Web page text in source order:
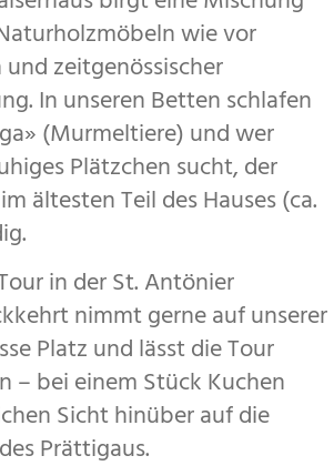
wie vor
zeitge­nössischer
In unseren Betten schlafen
(Murmel­tiere) und wer
Plätzchen sucht, der
ältesten Teil des Hauses (ca.
in der St. Antönier
nimmt gerne auf unserer
Platz und lässt die Tour
– bei einem Stück Kuchen
Sicht hinüber auf die
Prättigaus.